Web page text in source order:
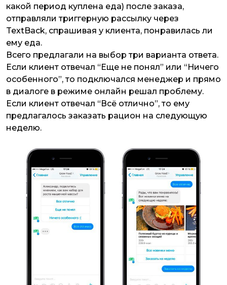
какой период куплена еда) после заказа,
отправляли триггерную рассылку через
TextBack, спрашивая у клиента, понравилась ли
ему еда.
Всего предлагали на выбор три варианта ответа.
Если клиент отвечал “Еще не понял” или “Ничего
особенного”, то подключался менеджер и прямо
в диалоге в режиме онлайн решал проблему.
Если клиент отвечал “Всё отлично”, то ему
предлагалось заказать рацион на следующую
неделю.